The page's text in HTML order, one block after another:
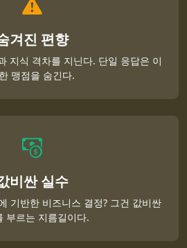
겨진 편향
지식 격차를 지닌다. 단일 응답은 이
맹점을 숨긴다.
비싼 실수
기반한 비즈니스 결정? 그건 값비싼
부르는 지름길이다.